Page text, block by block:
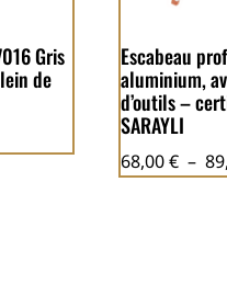
Gris
de
Escabeau
aluminium,
d’outils –
SARAYLI
68,00€ –